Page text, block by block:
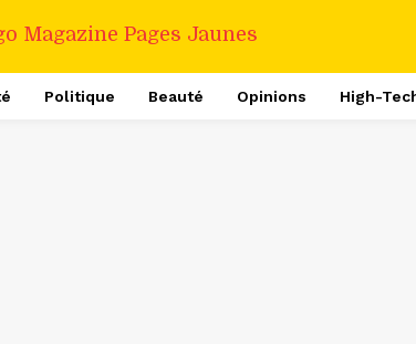
Politique Beauté Opinions High-